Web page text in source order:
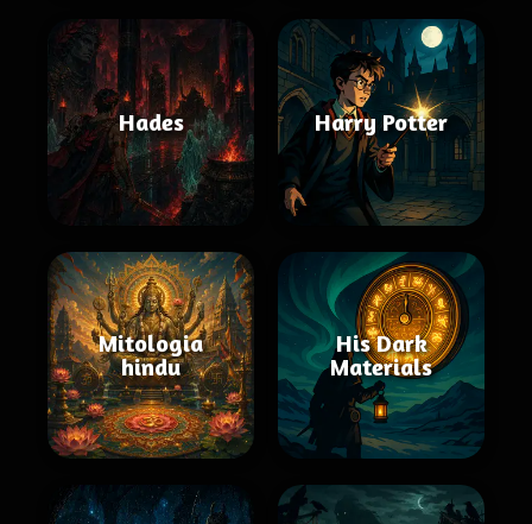
Hades Harry Potter
Mitologia
hindu
His Dark
Materials